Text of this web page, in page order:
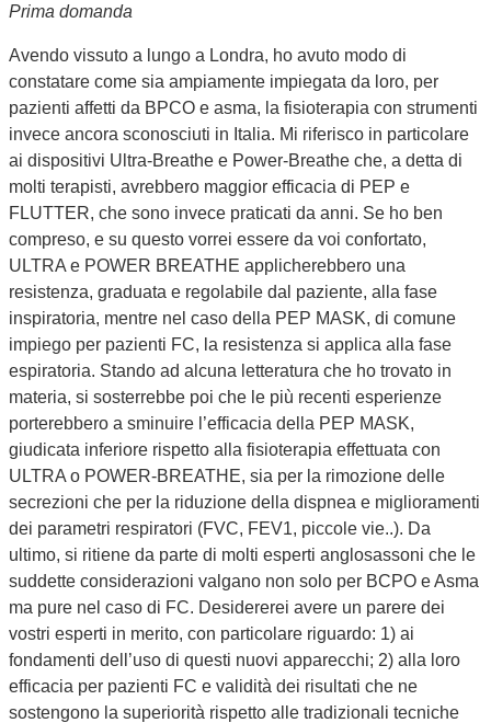
Prima domanda
Avendo vissuto a lungo a Londra, ho avuto modo di
constatare come sia ampiamente impiegata da loro, per
pazienti affetti da BPCO e asma, la fisioterapia con strumenti
invece ancora sconosciuti in Italia. Mi riferisco in particolare
ai dispositivi Ultra-Breathe e Power-Breathe che, a detta di
molti terapisti, avrebbero maggior efficacia di PEP e
FLUTTER, che sono invece praticati da anni. Se ho ben
compreso, e su questo vorrei essere da voi confortato,
ULTRA e POWER BREATHE applicherebbero una
resistenza, graduata e regolabile dal paziente, alla fase
inspiratoria, mentre nel caso della PEP MASK, di comune
impiego per pazienti FC, la resistenza si applica alla fase
espiratoria. Stando ad alcuna letteratura che ho trovato in
materia, si sosterrebbe poi che le più recenti esperienze
porterebbero a sminuire l’efficacia della PEP MASK,
giudicata inferiore rispetto alla fisioterapia effettuata con
ULTRA o POWER-BREATHE, sia per la rimozione delle
secrezioni che per la riduzione della dispnea e miglioramenti
dei parametri respiratori (FVC, FEV1, piccole vie..). Da
ultimo, si ritiene da parte di molti esperti anglosassoni che le
suddette considerazioni valgano non solo per BCPO e Asma
ma pure nel caso di FC. Desidererei avere un parere dei
vostri esperti in merito, con particolare riguardo: 1) ai
fondamenti dell’uso di questi nuovi apparecchi; 2) alla loro
efficacia per pazienti FC e validità dei risultati che ne
sostengono la superiorità rispetto alle tradizionali tecniche